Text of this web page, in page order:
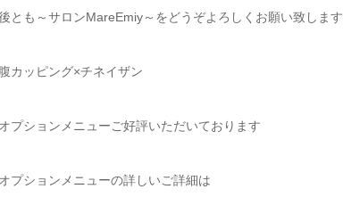
とも～サロンMareEmiy～をどうぞよろしくお願い致します
カッピング×チネイザン
プションメニューご好評いただいております
プションメニューの詳しいご詳細は